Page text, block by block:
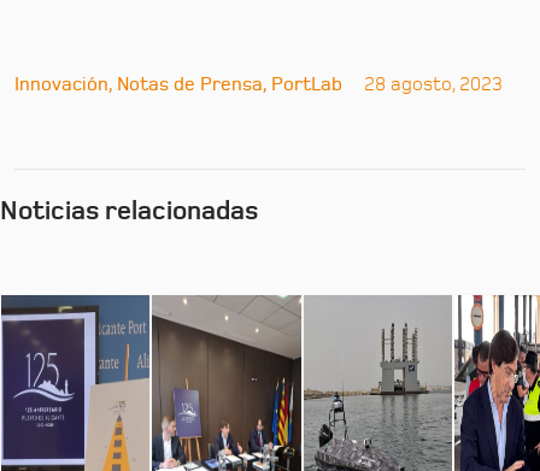
Innovación, Notas de Prensa, PortLab 28 agosto, 2023
Noticias relacionadas